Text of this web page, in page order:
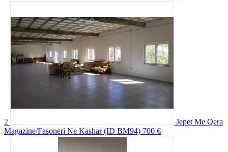
2
Jepet Me Qera
Magazine/Fasoneri Ne Kashar (ID BM94) 700 €